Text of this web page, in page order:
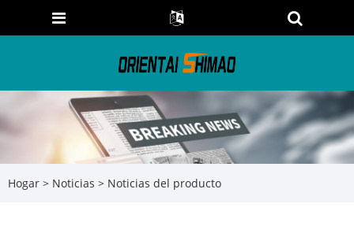
Hogar > Noticias > Noticias del producto